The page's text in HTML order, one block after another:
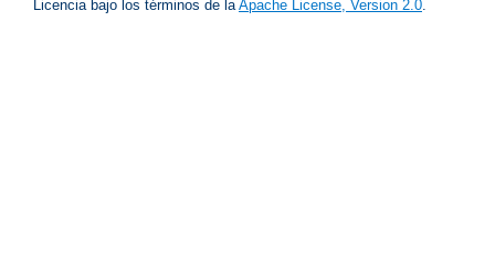
Licencia bajo los términos de la Apache License, Version 2.0